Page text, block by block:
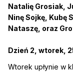
Natalię Grosiak,
Ninę Sojkę, Kubę
Nataszę, oraz
Dzień 2, wtorek,
Wtorek upłynie w